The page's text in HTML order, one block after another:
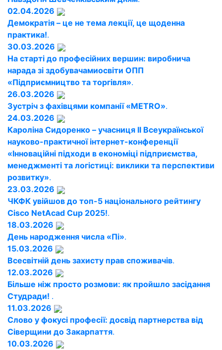
02.04.2026
Демократія – це не тема лекції, це щоденна
практика!.
30.03.2026
На старті до професійних вершин: виробнича
нарада зі здобувачамиосвіти ОПП
«Підприємництво та торгівля».
26.03.2026
Зустріч з фахівцями компанії «METRO».
24.03.2026
Кароліна Сидоренко – учасниця ІІ Всеукраїнської
науково-практичної інтернет-конференції
«Інноваційні підходи в економіці підприємства,
менеджменті та логістиці: виклики та перспективи
розвитку».
23.03.2026
ЧКФК увійшов до топ-5 національного рейтингу
Cisco NetAcad Cup 2025!.
18.03.2026
День народження числа «Пі».
15.03.2026
Всесвітній день захисту прав споживачів.
12.03.2026
Більше ніж просто розмови: як пройшло засідання
Студради! .
11.03.2026
Слово у фокусі професії: досвід партнерства від
Сіверщини до Закарпаття.
10.03.2026